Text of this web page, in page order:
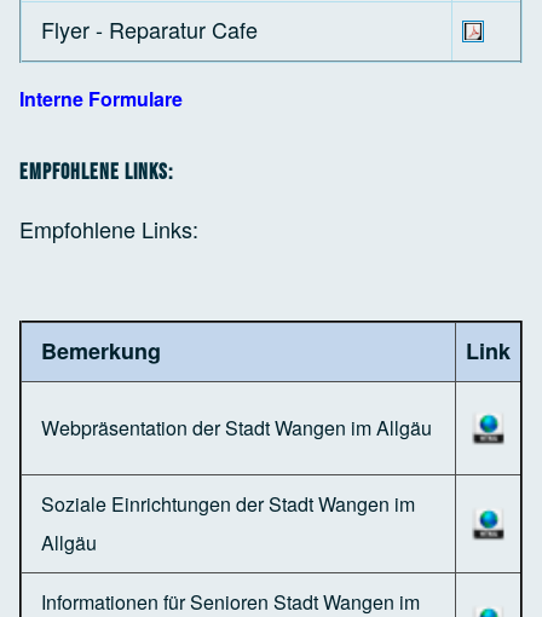
Flyer - Reparatur Cafe
Interne Formulare
Empfohlene Links:
Empfohlene Links:
Bemerkung Link
Webpräsentation der Stadt Wangen im Allgäu
Soziale Einrichtungen der Stadt Wangen im
Allgäu
Informationen für Senioren Stadt Wangen im